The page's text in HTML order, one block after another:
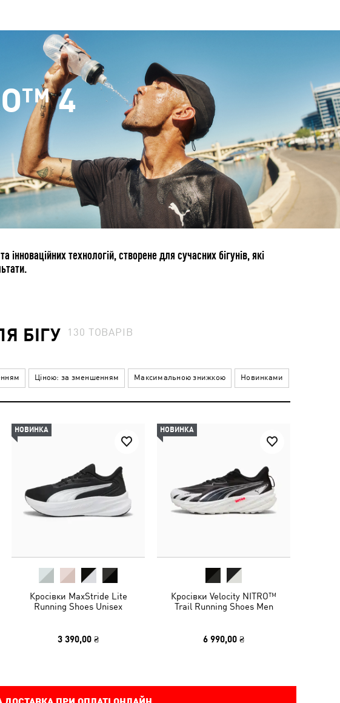
4
технологій, створене для сучасних бігунів, які
БІГУ 130 ТОВАРІВ
Ціною: за зменшенням Максимальною знижкою Новинками
НОВИНКА
Кросівки MaxStride Lite
Running Shoes Unisex
3 390,00 ₴
НОВИНКА
Кросівки Velocity NITRO™
Trail Running Shoes Men
6 990,00 ₴
ПРИ ОПЛАТІ ОНЛАЙН